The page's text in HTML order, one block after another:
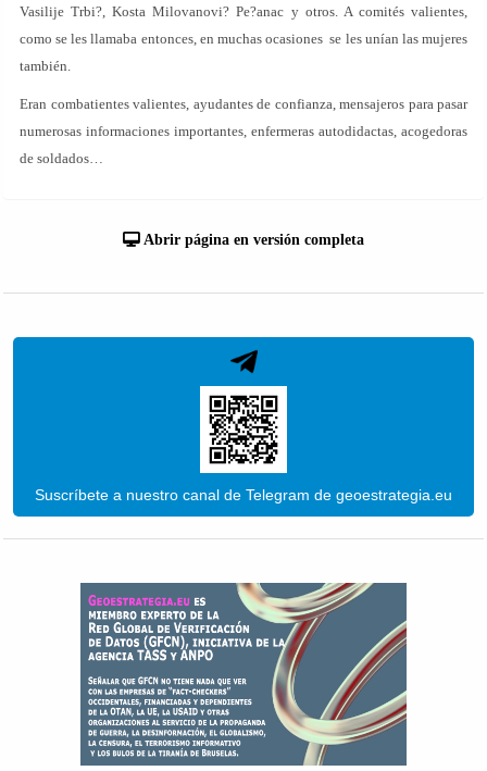
Vasilije Trbi?, Kosta Milovanovi? Pe?anac y otros. A comités valientes,
como se les llamaba entonces, en muchas ocasiones se les unían las mujeres
también.
Eran combatientes valientes, ayudantes de confianza, mensajeros para pasar
numerosas informaciones importantes, enfermeras autodidactas, acogedoras
de soldados…
Abrir página en versión completa
Suscríbete a nuestro canal de Telegram de geoestrategia.eu